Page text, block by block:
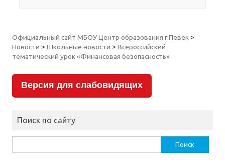
Официальный сайт МБОУ Центр образования г.Певек>
Новости > Школьные новости > Всероссийский
тематический урок «Финансовая безопасность»
Версия для слабовидящих
Поиск по сайту